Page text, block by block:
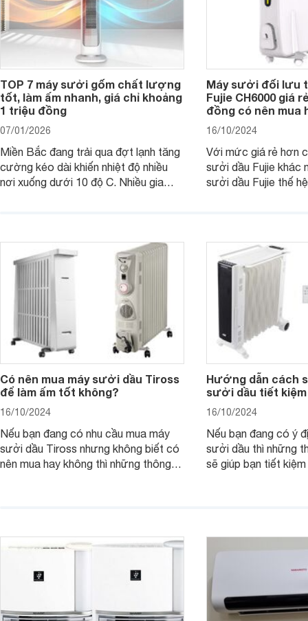
TOP 7 máy sưởi gốm chất lượng
tốt, làm ấm nhanh, giá chỉ khoảng
1 triệu đồng
07/01/2026
Miền Bắc đang trải qua đợt lạnh tăng
cường kéo dài khiến nhiệt độ nhiều
nơi xuống dưới 10 độ C. Nhiều gia
những ngày lạnh giá thì có thể tham
khảo các mẫu máy sưởi gốm dưới
Máy sưởi đối lưu
Fujie CH6000 giá
đồng có nên mua
16/10/2024
Với mức giá rẻ hơn
sưởi dầu Fujie khác
sưởi dầu Fujie thế
Có nên mua máy sưởi dầu Tiross
để làm ấm tốt không?
16/10/2024
Nếu bạn đang có nhu cầu mua máy
sưởi dầu Tiross nhưng không biết có
nên mua hay không thì những thông
Hướng dẫn cách
sưởi dầu tiết
16/10/2024
Nếu bạn đang có ý
sưởi dầu thì những
sẽ giúp bạn tiết